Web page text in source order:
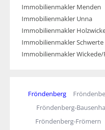
Immobilienmakler Menden
Immobilienmakler Unna
Immobilienmakler
Immobilienmakler Schwerte
Immobilienmakler Wickede/
Fröndenberg
Fröndenberg-
Fröndenberg-Frömern